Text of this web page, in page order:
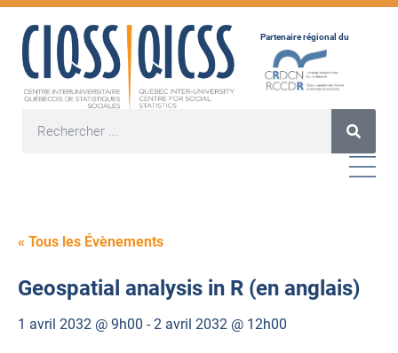
Partenaire régional du
« Tous les Évènements
Geospatial analysis in R (en anglais)
1 avril 2032 @ 9h00 -2 avril 2032 @ 12h00